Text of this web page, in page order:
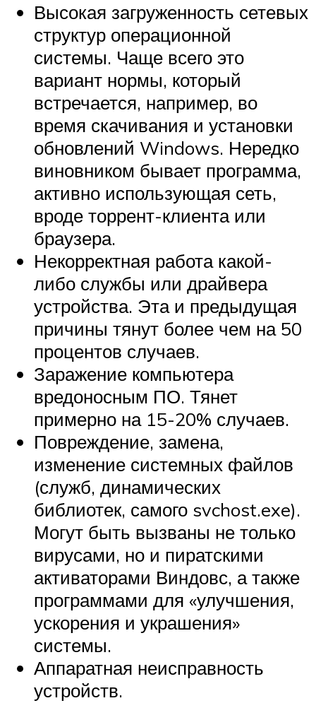
Высокая загруженность сетевых
структур операционной
системы. Чаще всего это
вариант нормы, который
встречается, например, во
время скачивания и установки
обновлений Windows. Нередко
виновником бывает программа,
активно использующая сеть,
вроде торрент-клиента или
браузера.
Некорректная работа какой-
либо службы или драйвера
устройства. Эта и предыдущая
причины тянут более чем на 50
процентов случаев.
Заражение компьютера
вредоносным ПО. Тянет
примерно на 15-20% случаев.
Повреждение, замена,
изменение системных файлов
(служб, динамических
библиотек, самого svchost.exe).
Могут быть вызваны не только
вирусами, но и пиратскими
активаторами Виндовс, а также
программами для «улучшения,
ускорения и украшения»
системы.
Аппаратная неисправность
устройств.